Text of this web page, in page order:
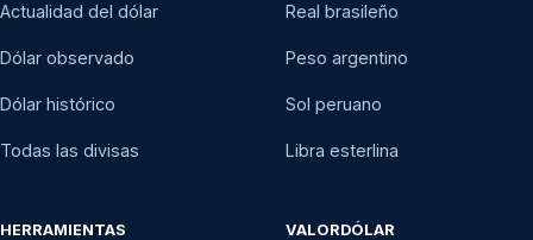
Actualidad del dólar
Dólar observado
Dólar histórico
Todas las divisas
Real brasileño
Peso argentino
Sol peruano
Libra esterlina
HERRAMIENTAS VALORDÓLAR